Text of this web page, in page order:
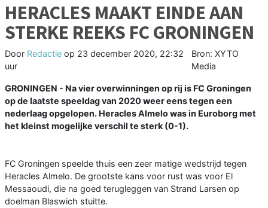
HERACLES MAAKT EINDE AAN
STERKE REEKS FC GRONINGEN
Door Redactie op 23 december 2020, 22:32
uur
Bron: XYTO
Media
GRONINGEN - Na vier overwinningen op rij is FC Groningen
op de laatste speeldag van 2020 weer eens tegen een
nederlaag opgelopen. Heracles Almelo was in Euroborg met
het kleinst mogelijke verschil te sterk (0-1).
FC Groningen speelde thuis een zeer matige wedstrijd tegen
Heracles Almelo. De grootste kans voor rust was voor El
Messaoudi, die na goed terugleggen van Strand Larsen op
doelman Blaswich stuitte.